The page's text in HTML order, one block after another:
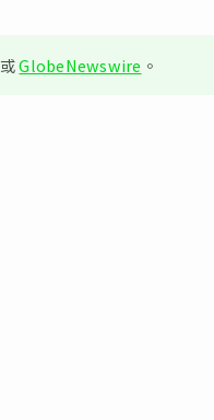
或GlobeNewswire 。